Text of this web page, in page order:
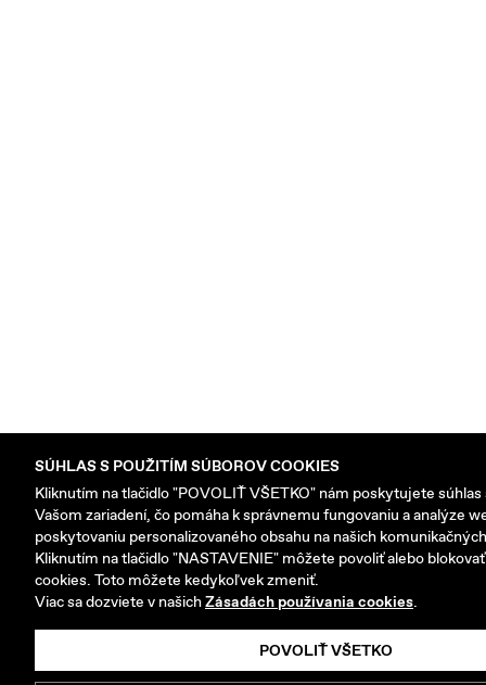
SÚHLAS S POUŽITÍM SÚBOROV COOKIES
Kliknutím na tlačidlo "POVOLIŤ VŠETKO" nám poskytujete súhlas
Vašom zariadení, čo pomáha k správnemu fungovaniu a analýze
poskytovaniu personalizovaného obsahu na našich
Kliknutím na tlačidlo "NASTAVENIE" môžete povoliť alebo
cookies. Toto môžete kedykoľvek zmeniť.
Viac sa dozviete v našichZásadách používania cookies.
POVOLIŤ VŠETKO